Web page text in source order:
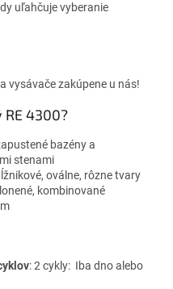
uľahčuje vyberanie
vysávače zakúpene u nás!
RE 4300?
bazény a
stenami
oválne, rôzne tvary
kombinované
:2 cykly: Iba dno alebo